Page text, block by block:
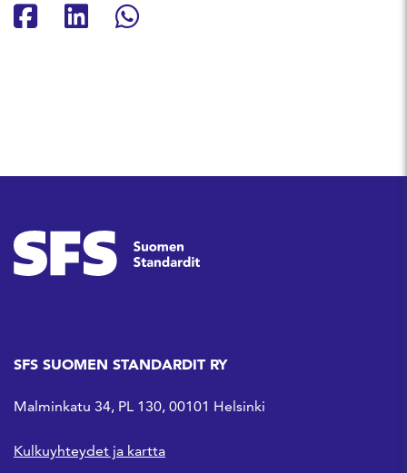
Jaa Facebookissa
Jaa Linkedinissä
Jaa Whatsappissa
SFS SUOMEN STANDARDIT RY
Malminkatu 34, PL 130, 00101 Helsinki
Kulkuyhteydet ja kartta